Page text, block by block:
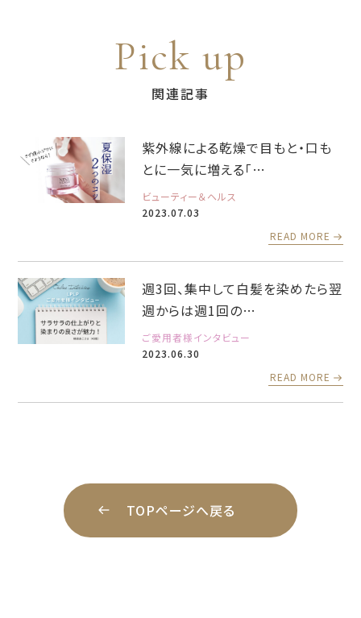
Pick up
関連記事
紫外線による乾燥で目もと・口も
とに一気に増える「…
ビューティー＆ヘルス
2023.07.03
READ MORE
週3回、集中して白髪を染めたら翌
週からは週1回の…
ご愛用者様インタビュー
2023.06.30
READ MORE
TOPページへ戻る